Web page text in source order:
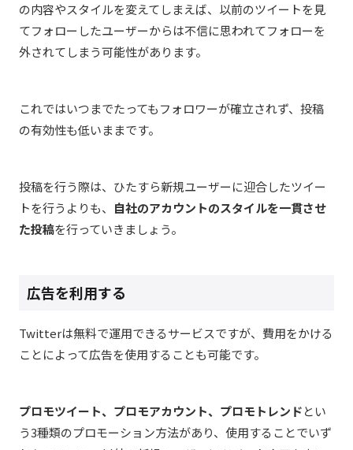
の内容やスタイルを変えてしまえば、以前のツイートを見
てフォローしたユーザーからは不信に思われてフォローを
外されてしまう可能性があります。
これではいつまでたってもフォロワーが確立されず、投稿
の有効性も低いままです。
投稿を行う際は、ひたすら新規ユーザーに迎合したツイー
トを行うよりも、 自社のアカウントのスタイルを一貫させ
た投稿を行っていきましょう。
広告を利用する
Twitterは無料で運用できるサービスですが、費用をかける
ことによって広告を使用することも可能です。
プロモツイート、プロモアカウント、プロモトレンドとい
う3種類のプロモーション方法があり、使用することでいず